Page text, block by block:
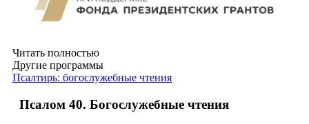
Читать полностью
Другие программы
Псалтирь: богослужебные чтения
Псалом 40. Богослужебные чтения